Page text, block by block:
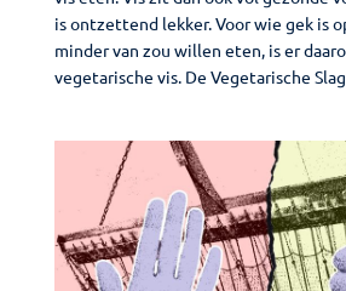
is ontzettend lekker. Voor wie gek is
minder van zou willen eten, is er
vegetarische vis. De Vegetarische